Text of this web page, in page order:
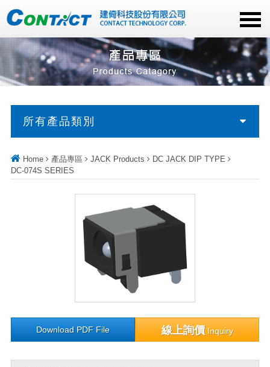
所有產品類別
Home 產品專區 JACK Products
DC JACK DIP TYPE
DC-074S SERIES
Download PDF File 線上詢價Inquiry